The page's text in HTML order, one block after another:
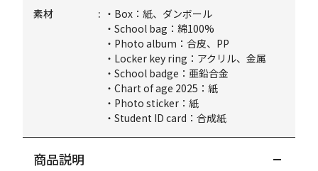
素材
・Box：紙、ダンボール
・School bag：綿100%
・Photo album：合皮、PP
・Locker key ring：アクリル、金属
・School badge：亜鉛合金
・Chart of age 2025：紙
・Photo sticker：紙
・Student ID card：合成紙
商品説明